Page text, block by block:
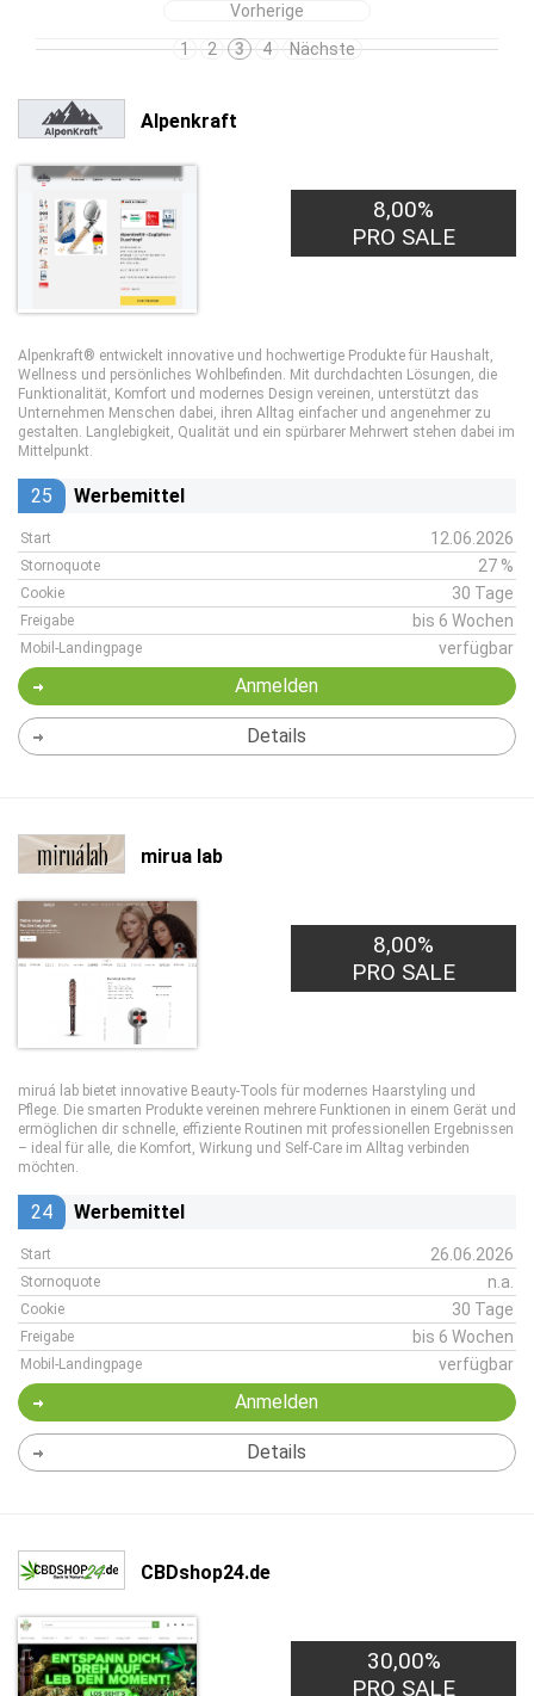
Vorherige
1
2 3 4 Nächste
Alpenkraft
8,00%
PRO SALE
Alpenkraft® entwickelt innovative und hochwertige Produkte für Haushalt,
Wellness und persönliches Wohlbefinden. Mit durchdachten Lösungen, die
Funktionalität, Komfort und modernes Design vereinen, unterstützt das
Unternehmen Menschen dabei, ihren Alltag einfacher und angenehmer zu
gestalten. Langlebigkeit, Qualität und ein spürbarer Mehrwert stehen dabei im
Mittelpunkt.
25 Werbemittel
Start 12.06.2026
Stornoquote 27 %
Cookie 30 Tage
Freigabe bis 6 Wochen
Mobil-Landingpage verfügbar
Anmelden
Details
mirua lab
8,00%
PRO SALE
miruá lab bietet innovative Beauty-Tools für modernes Haarstyling und
Pflege. Die smarten Produkte vereinen mehrere Funktionen in einem Gerät und
ermöglichen dir schnelle, effiziente Routinen mit professionellen Ergebnissen
– ideal für alle, die Komfort, Wirkung und Self-Care im Alltag verbinden
möchten.
24 Werbemittel
Start 26.06.2026
Stornoquote n.a.
Cookie 30 Tage
Freigabe bis 6 Wochen
Mobil-Landingpage verfügbar
Anmelden
Details
CBDshop24.de
30,00%
PRO SALE